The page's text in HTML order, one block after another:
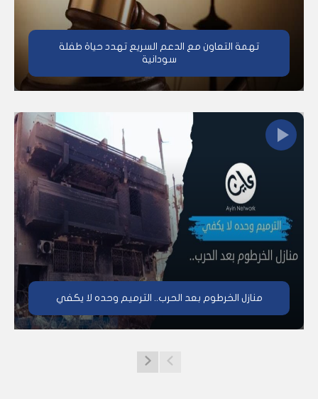
تهمة التعاون مع الدعم السريع تهدد حياة طفلة
سودانية
منازل الخرطوم بعد الحرب.. الترميم وحده لا يكفي